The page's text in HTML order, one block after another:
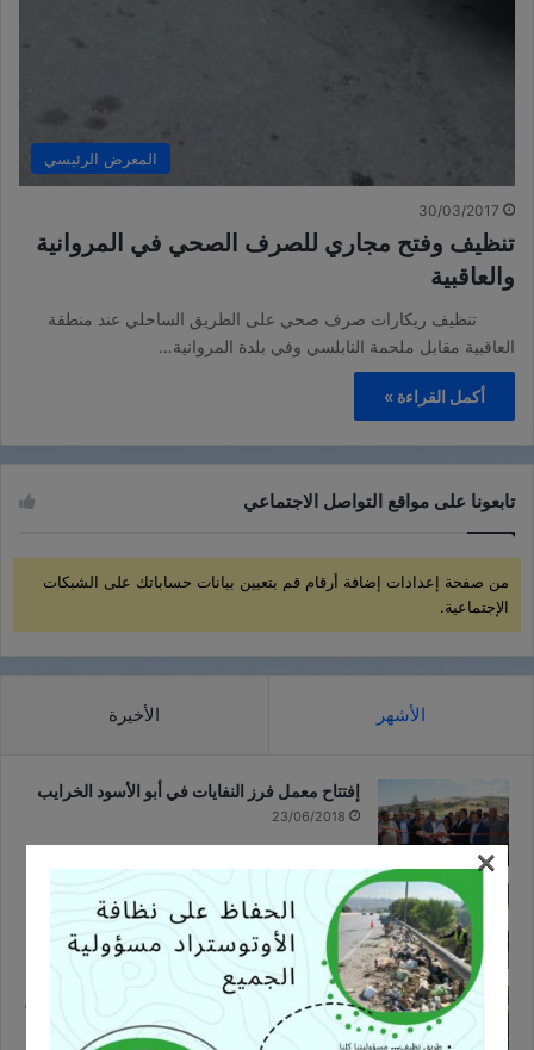
المعرض الرئيسي
30/03/2017
تنظيف وفتح مجاري للصرف الصحي في المروانية
والعاقبية
تنظيف ريكارات صرف صحي على الطريق الساحلي عند منطقة
العاقبية مقابل ملحمة النابلسي وفي بلدة المروانية…
أكمل القراءة »
تابعونا على مواقع التواصل الاجتماعي
من صفحة إعدادات إضافة أرقام قم بتعيين بيانات حساباتك على الشبكات
الإجتماعية.
الأشهر الأخيرة
إفتتاح معمل فرز النفايات في أبو الأسود الخرايب
23/06/2018
ندوة حول عملية قطاف وجودة الزيتون .. عصر
وتخزين زيت الزيتون
09/10/2017
طلاب مدرسة عدلون الرسمية يزورون مركز الفرز
التابع لإتحاد بلديات ساحل الزهراني
×